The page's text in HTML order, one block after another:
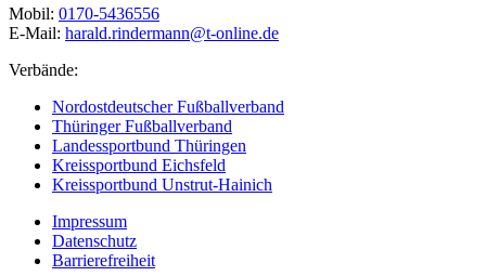
Mobil: 0170-5436556
E-Mail: harald.rindermann@t-online.de
Verbände:
Nordostdeutscher Fußballverband
Thüringer Fußballverband
Landessportbund Thüringen
Kreissportbund Eichsfeld
Kreissportbund Unstrut-Hainich
Impressum
Datenschutz
Barrierefreiheit